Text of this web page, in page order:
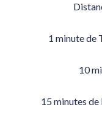
1 minute de
10
15 minutes